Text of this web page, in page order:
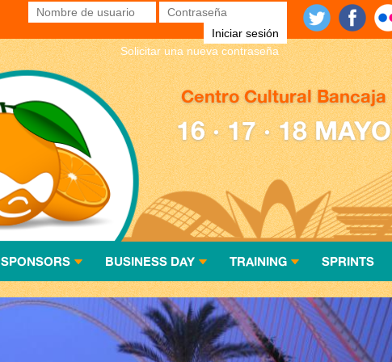
Nombre de usuario* Contraseña*
Solicitar una nueva contraseña
Centro Cultural Bancaja
16 · 17 · 18 MAYO
SPONSORS BUSINESS DAY TRAINING SPRINTS